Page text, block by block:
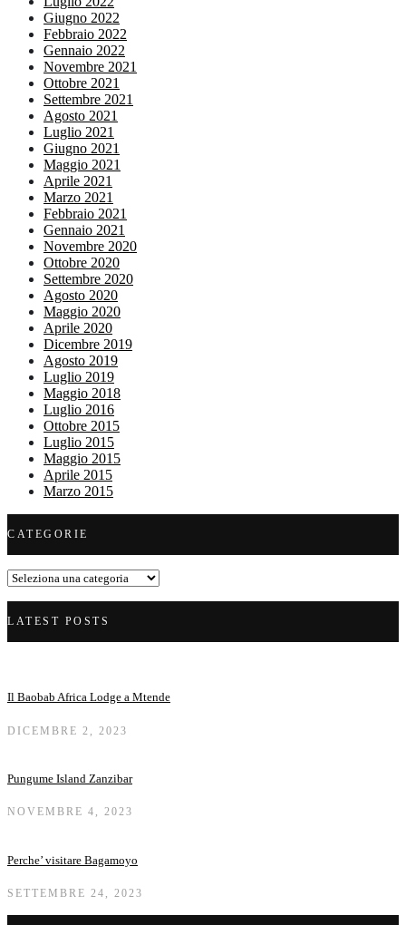
Giugno 2022
Febbraio 2022
Gennaio 2022
Novembre 2021
Ottobre 2021
Settembre 2021
Agosto 2021
Luglio 2021
Giugno 2021
Maggio 2021
Aprile 2021
Marzo 2021
Febbraio 2021
Gennaio 2021
Novembre 2020
Ottobre 2020
Settembre 2020
Agosto 2020
Maggio 2020
Aprile 2020
Dicembre 2019
Agosto 2019
Luglio 2019
Maggio 2018
Luglio 2016
Ottobre 2015
Luglio 2015
Maggio 2015
Aprile 2015
Marzo 2015
CATEGORIE
Categorie
LATEST POSTS
Il Baobab Africa Lodge a Mtende
DICEMBRE 2, 2023
Pungume Island Zanzibar
NOVEMBRE 4, 2023
Perche’ visitare Bagamoyo
SETTEMBRE 24, 2023